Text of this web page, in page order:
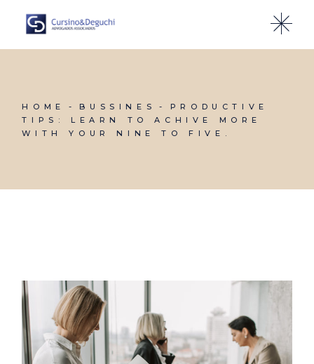
HOME BUSSINES
PRODUCTIVE
TIPS: LEARN TO ACHIVE MORE
WITH YOUR NINE TO FIVE.